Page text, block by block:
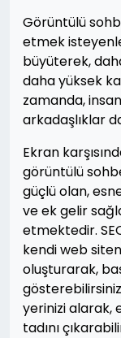
Görüntülü
etmek
büyüterek,
daha yüksek
zamanda,
arkadaşlıklar
Ekran
görüntülü
güçlü olan,
ve ek gelir
etmektedir.
kendi web
oluşturarak,
yerinizi alarak,
tadını